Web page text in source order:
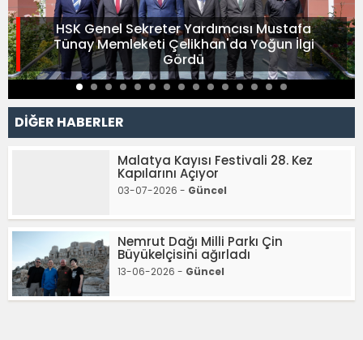
HSK Genel Sekreter Yardımcısı Mustafa
Tünay Memleketi Çelikhan'da Yoğun İlgi
Gördü
DİĞER HABERLER
Malatya Kayısı Festivali 28. Kez
Kapılarını Açıyor
03-07-2026 - Güncel
Nemrut Dağı Milli Parkı Çin
Büyükelçisini ağırladı
13-06-2026 - Güncel